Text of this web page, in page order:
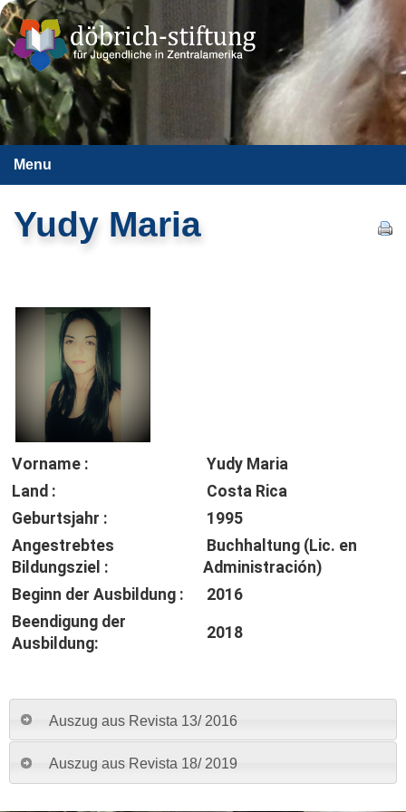
Menu
Yudy Maria
Vorname :
Yudy Maria
Land :
Costa Rica
Geburtsjahr :
1995
Angestrebtes
Bildungsziel :
Buchhaltung (Lic. en
Administración)
Beginn der Ausbildung :
2016
Beendigung der
Ausbildung:
2018
Auszug aus Revista 13/ 2016
Auszug aus Revista 18/ 2019